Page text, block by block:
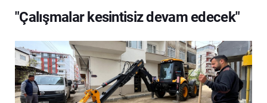
"Çalışmalar kesintisiz devam edecek"